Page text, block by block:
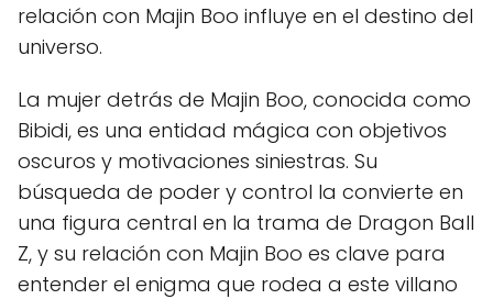
relación con Majin Boo influye en el destino del
universo.
La mujer detrás de Majin Boo, conocida como
Bibidi, es una entidad mágica con objetivos
oscuros y motivaciones siniestras. Su
búsqueda de poder y control la convierte en
una figura central en la trama de Dragon Ball
Z, y su relación con Majin Boo es clave para
entender el enigma que rodea a este villano